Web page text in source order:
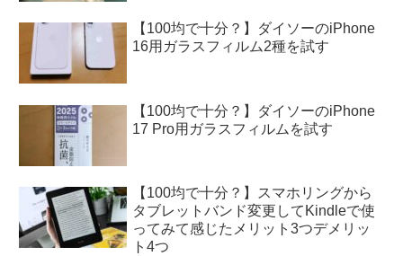
【100均で十分？】ダイソーのiPhone
16用ガラスフィルム2種を試す
【100均で十分？】ダイソーのiPhone
17 Pro用ガラスフィルムを試す
【100均で十分？】スマホリングから
タブレットバンド変更してKindleで使
ってみて感じたメリット3つデメリッ
ト4つ